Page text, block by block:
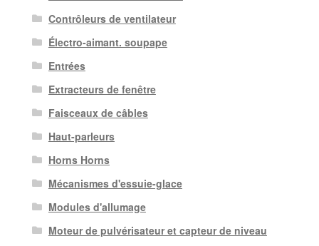
Contrôleurs de ventilateur
Électro-aimant. soupape
Entrées
Extracteurs de fenêtre
Faisceaux de câbles
Haut-parleurs
Horns Horns
Mécanismes d'essuie-glace
Modules d'allumage
Moteur de pulvérisateur et capteur de niveau